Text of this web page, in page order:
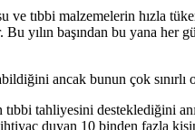
ve tıbbi malzemelerin hızla
yılın başından bu yana
ancak bunun çok sınırlı
tahliyesini desteklediğini
duyan 10 binden fazla